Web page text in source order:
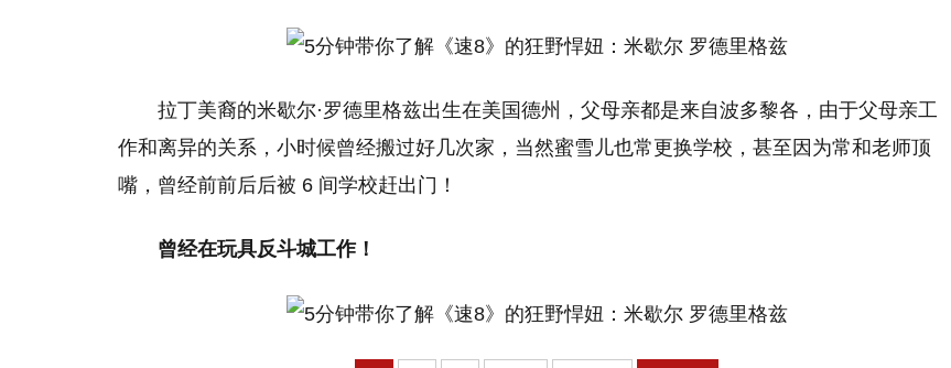
拉丁美裔的米歇尔·罗德里格兹出生在美国德州，父母亲都是来自波多黎各，由于父母亲工
作和离异的关系，小时候曾经搬过好几次家，当然蜜雪儿也常更换学校，甚至因为常和老师顶
嘴，曾经前前后后被 6 间学校赶出门！
曾经在玩具反斗城工作！